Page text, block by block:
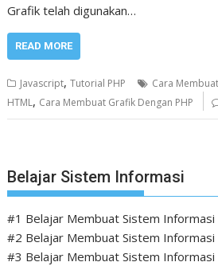
Grafik telah digunakan…
READ MORE
Javascript,Tutorial PHP
Cara
HTML, Cara Membuat Grafik Dengan PHP
Belajar Sistem Informasi
#1 Belajar Membuat Sistem Informasi
#2 Belajar Membuat Sistem
#3 Belajar Membuat Sistem Informasi